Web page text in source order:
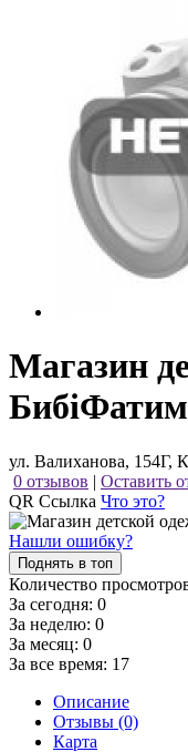
Магазин
ул. Валиханова, 154Г,
0 отзывов | Оставить
QR Ссылка Что это?
Нашли ошибку?
Поднять в топ
Количество
За сегодня: 0
За неделю: 0
За месяц: 0
За все время: 17
Описание
Отзывы (0)
Карта